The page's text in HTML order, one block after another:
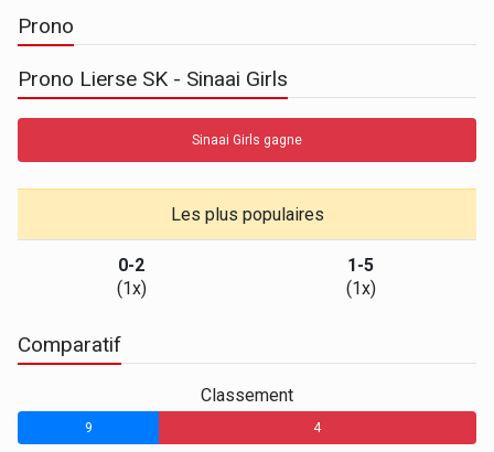
Prono
Prono Lierse SK - Sinaai Girls
Sinaai Girls gagne
Les plus populaires
0-2
(1x)
1-5
(1x)
Comparatif
Classement
9 4